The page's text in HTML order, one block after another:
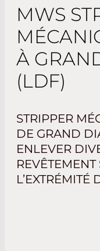
MWS
À
(LDF)
STRIPPER
DE GRAND
ENLEVER
REVÊTEMENT
L’EXTRÉMITÉ